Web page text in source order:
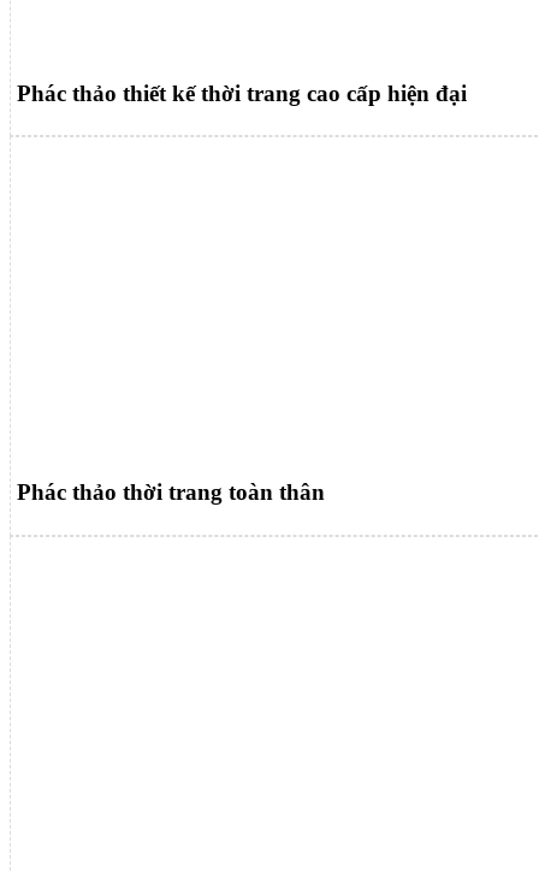
Phác thảo thiết kế thời trang cao cấp hiện đại
Phác thảo thời trang toàn thân